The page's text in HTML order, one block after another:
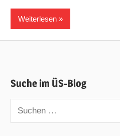
Weiterlesen
Suche im ÜS-Blog
Suchen
nach: